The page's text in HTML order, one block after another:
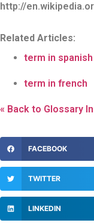
http://
Related Articles:
term in spanish
term in french
« Back to Glossary
FACEBOOK
TWITTER
LINKEDIN